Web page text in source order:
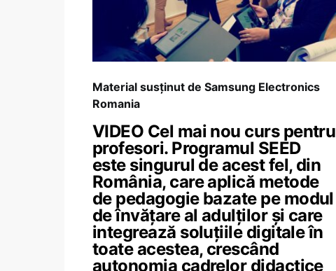
Material susținut de Samsung Electronics
Romania
VIDEO Cel mai nou curs pentru
profesori. Programul SEED
este singurul de acest fel, din
România, care aplică metode
de pedagogie bazate pe modul
de învățare al adulților și care
integrează soluțiile digitale în
toate acestea, crescând
autonomia cadrelor didactice